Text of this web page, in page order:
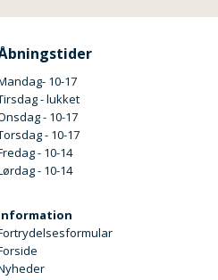
10-17
- lukket
- 10-17
- 10-17
- 10-14
- 10-14